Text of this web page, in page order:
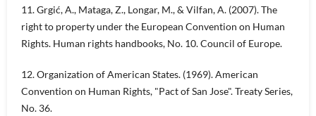
11. Grgić, A., Mataga, Z., Longar, M., & Vilfan, A. (2007). The
right to property under the European Convention on Human
Rights. Human rights handbooks, No. 10. Council of Europe.
12. Organization of American States. (1969). American
Convention on Human Rights, "Pact of San Jose". Treaty Series,
No. 36.